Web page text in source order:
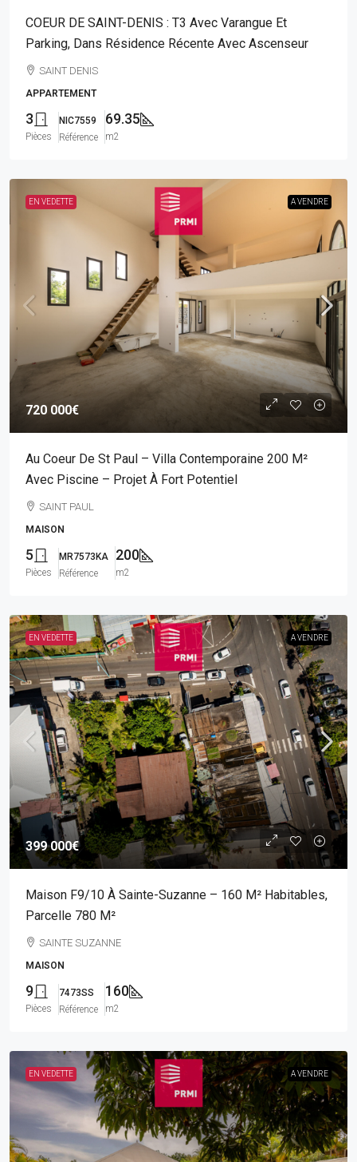
COEUR DE SAINT-DENIS : T3 Avec Varangue Et
Parking, Dans Résidence Récente Avec Ascenseur
SAINT DENIS
APPARTEMENT
3
Pièces
NIC7559
Référence
69.35
m2
EN VEDETTE A VENDRE
720 000€
Au Coeur De St Paul – Villa Contemporaine 200 M²
Avec Piscine – Projet À Fort Potentiel
SAINT PAUL
MAISON
5
Pièces
MR7573KA
Référence
200
m2
EN VEDETTE A VENDRE
399 000€
Maison F9/10 À Sainte-Suzanne – 160 M² Habitables,
Parcelle 780 M²
SAINTE SUZANNE
MAISON
9
Pièces
7473SS
Référence
160
m2
EN VEDETTE A VENDRE